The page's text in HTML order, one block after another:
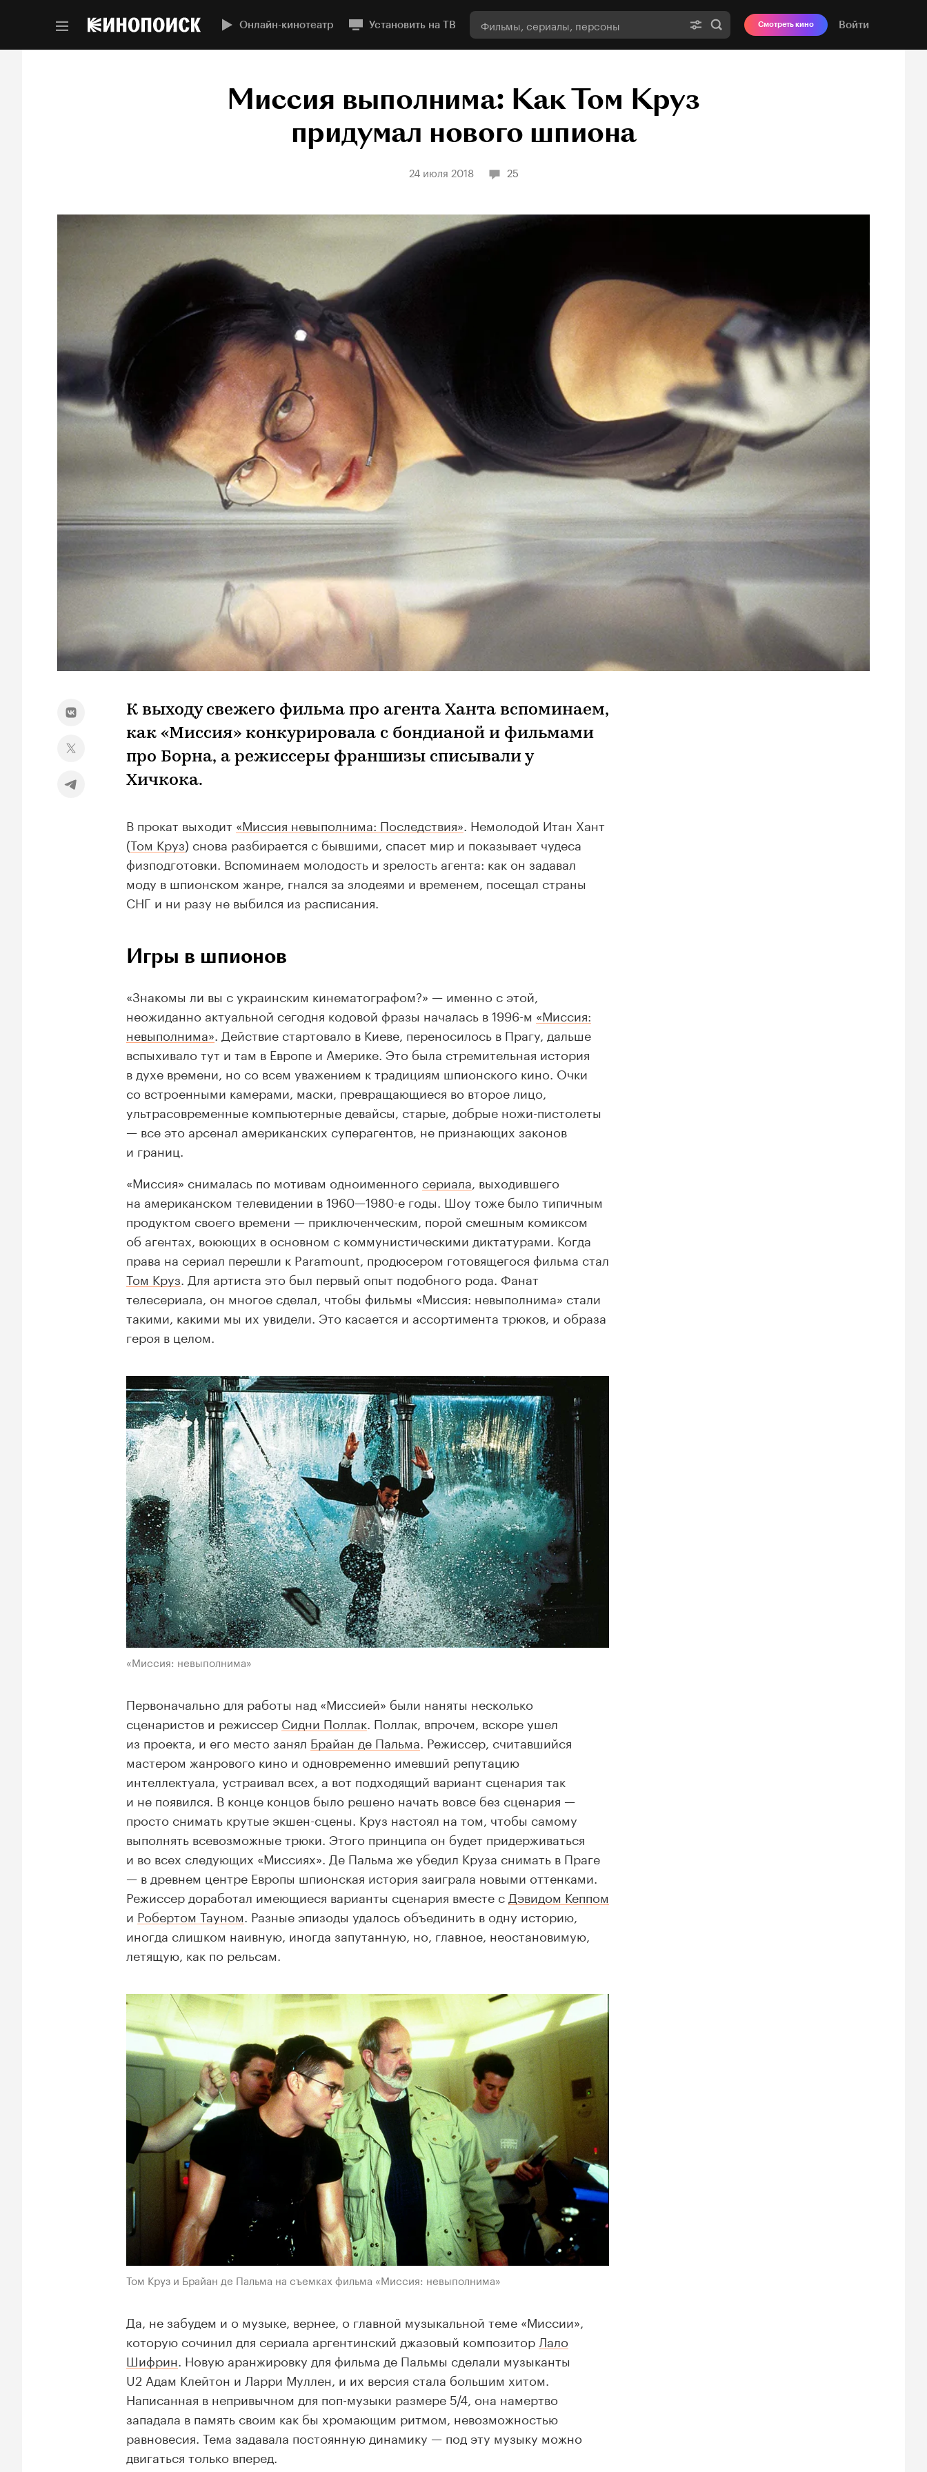
Онлайн-кинотеатр Установить на ТВ Смотреть кино Войти
Миссия выполнима: Как Том Круз
придумал нового шпиона
24 июля 2018 25
К выходу свежего фильма про агента Ханта вспоминаем,
как «Миссия» конкурировала с бондианой и фильмами
про Борна, а режиссеры франшизы списывали у
Хичкока.
В прокат выходит «Миссия невыполнима: Последствия» . Немолодой Итан Хант
(Том Круз) снова разбирается с бывшими, спасет мир и показывает чудеса
физподготовки. Вспоминаем молодость и зрелость агента: как он задавал
моду в шпионском жанре, гнался за злодеями и временем, посещал страны
СНГ и ни разу не выбился из расписания.
Игры в шпионов
«Знакомы ли вы с украинским кинематографом?» — именно с этой,
неожиданно актуальной сегодня кодовой фразы началась в 1996-м «Миссия:
невыполнима» . Действие стартовало в Киеве, переносилось в Прагу, дальше
вспыхивало тут и там в Европе и Америке. Это была стремительная история
в духе времени, но со всем уважением к традициям шпионского кино. Очки
со встроенными камерами, маски, превращающиеся во второе лицо,
ультрасовременные компьютерные девайсы, старые, добрые ножи-пистолеты
— все это арсенал американских суперагентов, не признающих законов
и границ.
«Миссия» снималась по мотивам одноименного сериала , выходившего
на американском телевидении в 1960—1980-е годы. Шоу тоже было типичным
продуктом своего времени — приключенческим, порой смешным комиксом
об агентах, воюющих в основном с коммунистическими диктатурами. Когда
права на сериал перешли к Paramount, продюсером готовящегося фильма стал
Том Круз . Для артиста это был первый опыт подобного рода. Фанат
телесериала, он многое сделал, чтобы фильмы «Миссия: невыполнима» стали
такими, какими мы их увидели. Это касается и ассортимента трюков, и образа
героя в целом.
«Миссия: невыполнима»
Первоначально для работы над «Миссией» были наняты несколько
сценаристов и режиссер Сидни Поллак . Поллак, впрочем, вскоре ушел
из проекта, и его место занял Брайан де Пальма . Режиссер, считавшийся
мастером жанрового кино и одновременно имевший репутацию
интеллектуала, устраивал всех, а вот подходящий вариант сценария так
и не появился. В конце концов было решено начать вовсе без сценария —
просто снимать крутые экшен-сцены. Круз настоял на том, чтобы самому
выполнять всевозможные трюки. Этого принципа он будет придерживаться
и во всех следующих «Миссиях». Де Пальма же убедил Круза снимать в Праге
— в древнем центре Европы шпионская история заиграла новыми оттенками.
Режиссер доработал имеющиеся варианты сценария вместе с Дэвидом Кеппом
и Робертом Тауном . Разные эпизоды удалось объединить в одну историю,
иногда слишком наивную, иногда запутанную, но, главное, неостановимую,
летящую, как по рельсам.
Том Круз и Брайан де Пальма на съемках фильма «Миссия: невыполнима»
Да, не забудем и о музыке, вернее, о главной музыкальной теме «Миссии»,
которую сочинил для сериала аргентинский джазовый композитор Лало
Шифрин . Новую аранжировку для фильма де Пальмы сделали музыканты
U2 Адам Клейтон и Ларри Муллен, и их версия стала большим хитом.
Написанная в непривычном для поп-музыки размере 5/4, она намертво
западала в память своим как бы хромающим ритмом, невозможностью
равновесия. Тема задавала постоянную динамику — под эту музыку можно
двигаться только вперед.